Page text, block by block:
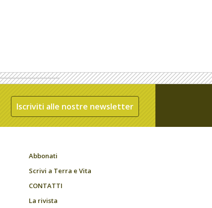
Iscriviti alle nostre newsletter
Abbonati
Scrivi a Terra e Vita
CONTATTI
La rivista